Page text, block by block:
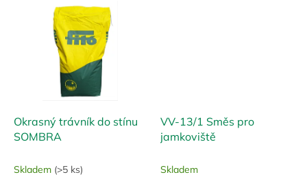
Okrasný trávník do stínu
SOMBRA
Skladem (>5 ks)
VV-13/1 Směs pro
jamkoviště
Skladem